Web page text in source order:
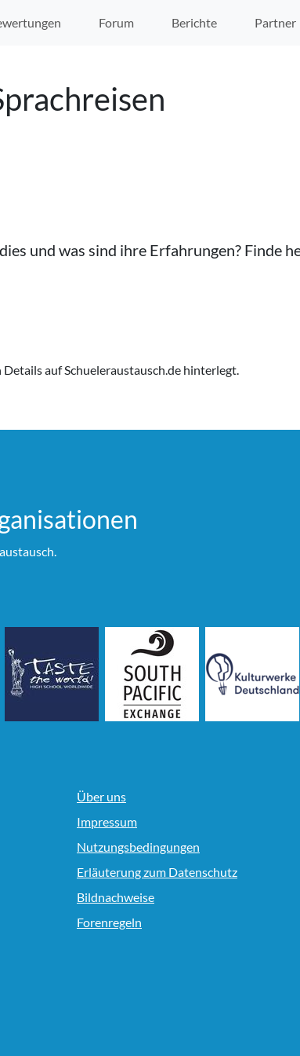
Forum Berichte Partner
und was sind ihre Erfahrungen? Finde
auf Schueleraustausch.de hinterlegt.
Über uns
Impressum
Nutzungsbedingungen
Erläuterung zum Datenschutz
Bildnachweise
Forenregeln